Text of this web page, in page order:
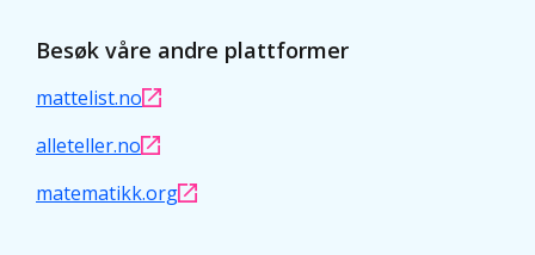
Besøk våre andre plattformer
mattelist.no
alleteller.no
matematikk.org